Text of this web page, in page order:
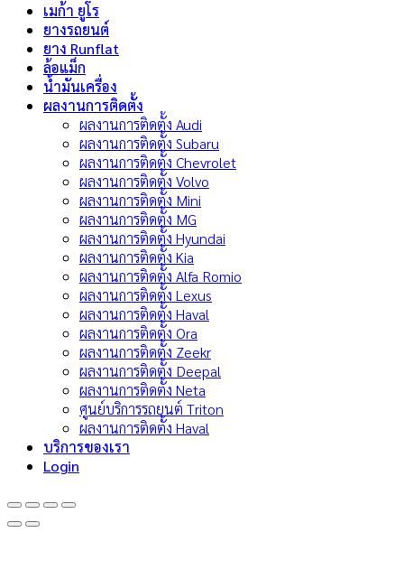
เมก้า ยูโร
ยางรถยนต์
ยาง Runflat
ล้อแม็ก
น้ำมันเครื่อง
ผลงานการติดตั้ง
ผลงานการติดตั้ง Audi
ผลงานการติดตั้ง Subaru
ผลงานการติดตั้ง Chevrolet
ผลงานการติดตั้ง Volvo
ผลงานการติดตั้ง Mini
ผลงานการติดตั้ง MG
ผลงานการติดตั้ง Hyundai
ผลงานการติดตั้ง Kia
ผลงานการติดตั้ง Alfa Romio
ผลงานการติดตั้ง Lexus
ผลงานการติดตั้ง Haval
ผลงานการติดตั้ง Ora
ผลงานการติดตั้ง Zeekr
ผลงานการติดตั้ง Deepal
ผลงานการติดตั้ง Neta
ศูนย์บริการรถยนต์ Triton
ผลงานการติดตั้ง Haval
บริการของเรา
Login